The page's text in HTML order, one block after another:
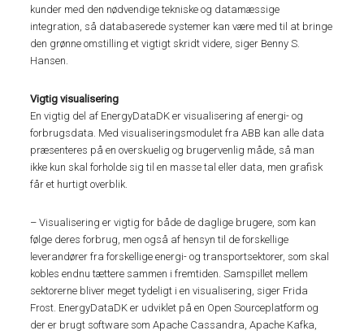
kunder med den nødvendige tekniske og datamæssige
integration, så databaserede systemer kan være med til at bringe
den grønne omstilling et vigtigt skridt videre, siger Benny S.
Hansen.
Vigtig visualisering
En vigtig del af EnergyDataDK er visualisering af energi- og
forbrugsdata. Med visualiseringsmodulet fra ABB kan alle data
præsenteres på en overskuelig og brugervenlig måde, så man
ikke kun skal forholde sig til en masse tal eller data, men grafisk
får et hurtigt overblik.
– Visualisering er vigtig for både de daglige brugere, som kan
følge deres forbrug, men også af hensyn til de forskellige
leverandører fra forskellige energi- og transportsektorer, som skal
kobles endnu tættere sammen i fremtiden. Samspillet mellem
sektorerne bliver meget tydeligt i en visualisering, siger Frida
Frost. EnergyDataDK er udviklet på en Open Sourceplatform og
der er brugt software som Apache Cassandra, Apache Kafka,